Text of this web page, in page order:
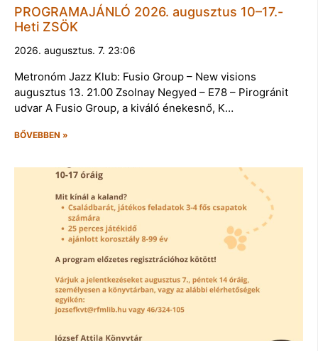
PROGRAMAJÁNLÓ 2026. augusztus 10–17.-
Heti ZSÖK
2026. augusztus. 7. 23:06
Metronóm Jazz Klub: Fusio Group – New visions
augusztus 13. 21.00 Zsolnay Negyed – E78 – Pirogránit
udvar A Fusio Group, a kiváló énekesnő, K…
BŐVEBBEN »